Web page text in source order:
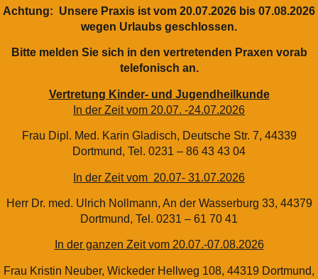
Achtung: Unsere Praxis ist vom 20.07.2026 bis 07.08.2026
wegen Urlaubs geschlossen.
Bitte melden Sie sich in den vertretenden Praxen vorab
telefonisch an.
Vertretung Kinder- und Jugendheilkunde
In der Zeit vom 20.07. -24.07.2026
Frau Dipl. Med. Karin Gladisch, Deutsche Str. 7, 44339
Dortmund, Tel. 0231 – 86 43 43 04
In der Zeit vom 20.07- 31.07.2026
Herr Dr. med. Ulrich Nollmann, An der Wasserburg 33, 44379
Dortmund, Tel. 0231 – 61 70 41
In der ganzen Zeit vom 20.07.-07.08.2026
Frau Kristin Neuber, Wickeder Hellweg 108, 44319 Dortmund,